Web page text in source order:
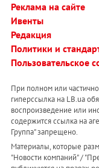
Реклама на сайте
Ивенты
Редакция
Политики и
Пользовательское
При полном или
гиперссылка на LB.ua
воспроизведение или
содержится ссылка на
Группа" запрещено.
Материалы, которые
"Новости компаний" /